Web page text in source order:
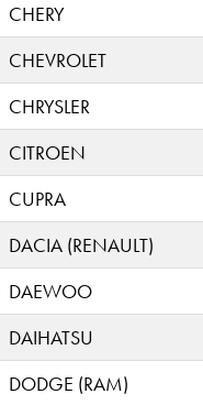
CHERY
CHEVROLET
CHRYSLER
CITROEN
CUPRA
DACIA (RENAULT)
DAEWOO
DAIHATSU
DODGE (RAM)